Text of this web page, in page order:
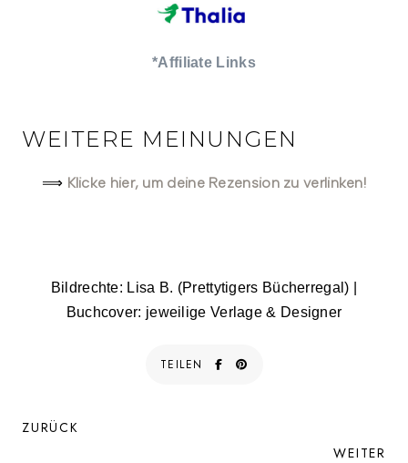
*Affiliate Links
WEITERE MEINUNGEN
⟹ Klicke hier, um deine Rezension zu verlinken!
Bildrechte: Lisa B. (Prettytigers Bücherregal) |
Buchcover: jeweilige Verlage & Designer
TEILEN
ZURÜCK
WEITER